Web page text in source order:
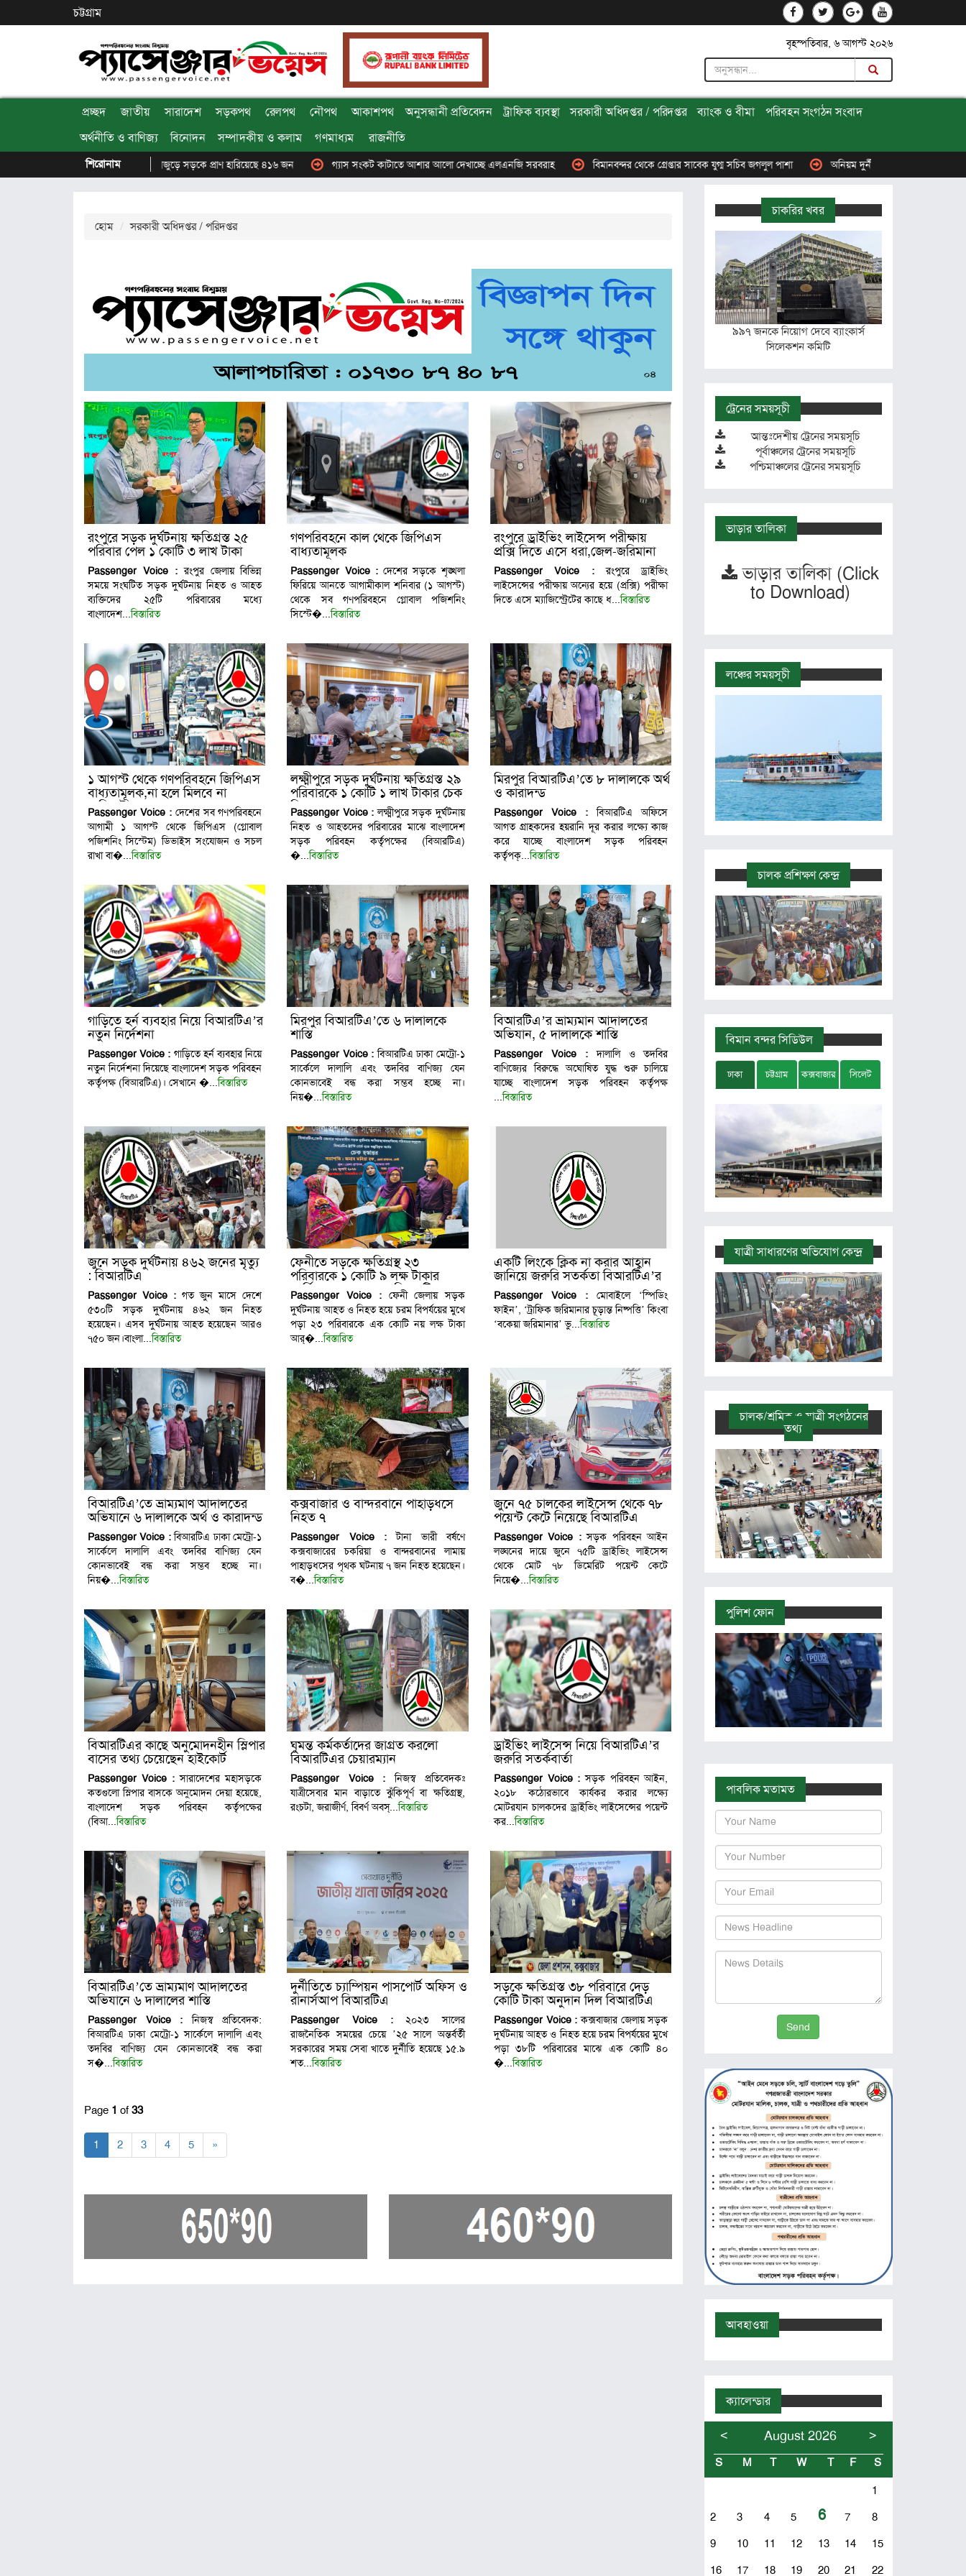
চট্টগ্রাম
বৃহস্পতিবার, ৬ আগস্ট ২০২৬
প্রচ্ছদ জাতীয় সারাদেশ সড়কপথ রেলপথ নৌপথ আকাশপথ অনুসন্ধানী প্রতিবেদন ট্রাফিক ব্যবস্থা সরকারী অধিদপ্তর / পরিদপ্তর ব্যাংক ও বীমা
পরিবহন সংগঠন সংবাদ
অর্থনীতি ও বাণিজ্য
বিনোদন সম্পাদকীয় ও কলাম গণমাধ্যম রাজনীতি
শিরোনাম
জুলাইয়ে দেশজুড়ে সড়কে প্রাণ হারিয়েছে ৪১৬ জন গ্যাস সংকট কাটাতে আশার আলো দেখাচ্ছে এলএনজি সরবরাহ বিমানবন্দর থেকে গ্রেপ্তার সাবেক যুগ্ম সচিব জগলুল পাশা অনিয়ম দুর্নীতি নিয়ে ফের আলোচনায় বিআরটিএ’র
হোম সরকারী অধিদপ্তর / পরিদপ্তর
রংপুরে সড়ক দুর্ঘটনায় ক্ষতিগ্রস্ত ২৫
পরিবার পেল ১ কোটি ৩ লাখ টাকা
Passenger Voice :রংপুর জেলায় বিভিন্ন
সময়ে সংঘটিত সড়ক দুর্ঘটনায় নিহত ও আহত
ব্যক্তিদের ২৫টি পরিবারের মধ্যে
বাংলাদেশ...বিস্তারিত
গণপরিবহনে কাল থেকে জিপিএস
বাধ্যতামূলক
Passenger Voice :দেশের সড়কে শৃঙ্খলা
ফিরিয়ে আনতে আগামীকাল শনিবার (১ আগস্ট)
থেকে সব গণপরিবহনে গ্লোবাল পজিশনিং
সিস্টে�...বিস্তারিত
রংপুরে ড্রাইভিং লাইসেন্স পরীক্ষায়
প্রক্সি দিতে এসে ধরা,জেল-জরিমানা
Passenger Voice :রংপুরে ড্রাইভিং
লাইসেন্সের পরীক্ষায় অন্যের হয়ে (প্রক্সি) পরীক্ষা
দিতে এসে ম্যাজিস্ট্রেটের কাছে ধ...বিস্তারিত
১ আগস্ট থেকে গণপরিবহনে জিপিএস
বাধ্যতামূলক,না হলে মিলবে না
রেজিস্ট্রেশন
Passenger Voice :দেশের সব গণপরিবহনে
আগামী ১ আগস্ট থেকে জিপিএস (গ্লোবাল
পজিশনিং সিস্টেম) ডিভাইস সংযোজন ও সচল
রাখা বা�...বিস্তারিত
লক্ষ্মীপুরে সড়ক দুর্ঘটনায় ক্ষতিগ্রস্ত ২৯
পরিবারকে ১ কোটি ১ লাখ টাকার চেক
বিতরণ
Passenger Voice : লক্ষ্মীপুরে সড়ক দুর্ঘটনায়
নিহত ও আহতদের পরিবারের মাঝে বাংলাদেশ
সড়ক পরিবহন কর্তৃপক্ষের (বিআরটিএ)
�...বিস্তারিত
মিরপুর বিআরটিএ’তে ৮ দালালকে অর্থ
ও কারাদন্ড
Passenger Voice : বিআরটিএ অফিসে
আগত গ্রাহকদের হয়রানি দূর করার লক্ষ্যে কাজ
করে যাচ্ছে বাংলাদেশ সড়ক পরিবহন
কর্তৃপক্...বিস্তারিত
গাড়িতে হর্ন ব্যবহার নিয়ে বিআরটিএ’র
নতুন নির্দেশনা
Passenger Voice : গাড়িতে হর্ন ব্যবহার নিয়ে
নতুন নির্দেশনা দিয়েছে বাংলাদেশ সড়ক পরিবহন
কর্তৃপক্ষ (বিআরটিএ)। সেখানে �...বিস্তারিত
মিরপুর বিআরটিএ’তে ৬ দালালকে
শাস্তি
Passenger Voice : বিআরটিএ ঢাকা মেট্রো-১
সার্কেলে দালালি এবং তদবির বাণিজ্য যেন
কোনভাবেই বন্ধ করা সম্ভব হচ্ছে না।
নিয়�...বিস্তারিত
বিআরটিএ’র ভ্রাম্যমান আদালতের
অভিযান, ৫ দালালকে শাস্তি
Passenger Voice :দালালি ও তদবির
বাণিজ্যের বিরুদ্ধে অঘোষিত যুদ্ধ শুরু চালিয়ে
যাচ্ছে বাংলাদেশ সড়ক পরিবহন কর্তৃপক্ষ
...বিস্তারিত
জুনে সড়ক দুর্ঘটনায় ৪৬২ জনের মৃত্যু
: বিআরটিএ
Passenger Voice : গত জুন মাসে দেশে
৫৩০টি সড়ক দুর্ঘটনায় ৪৬২ জন নিহত
হয়েছেন। এসব দুর্ঘটনায় আহত হয়েছেন আরও
৭৫০ জন।বাংলা...বিস্তারিত
ফেনীতে সড়কে ক্ষতিগ্রস্থ ২৩
পরিবারকে ১ কোটি ৯ লক্ষ টাকার
আর্থিক সহায়তা প্রদান বিআরটিএর
Passenger Voice :ফেনী জেলায় সড়ক
দুর্ঘটনায় আহত ও নিহত হয়ে চরম বিপর্যয়ের মুখে
পড়া ২৩ পরিবারকে এক কোটি নয় লক্ষ টাকা
আর্�...বিস্তারিত
একটি লিংকে ক্লিক না করার আহ্বান
জানিয়ে জরুরি সতর্কতা বিআরটিএ’র
Passenger Voice : মোবাইলে ‘স্পিডিং
ফাইন’, ‘ট্রাফিক জরিমানার চূড়ান্ত নিষ্পত্তি’ কিংবা
‘বকেয়া জরিমানার’ ভু...বিস্তারিত
বিআরটিএ’তে ভ্রাম্যমাণ আদালতের
অভিযানে ৬ দালালকে অর্থ ও কারাদন্ড
Passenger Voice :বিআরটিএ ঢাকা মেট্রো-১
সার্কেলে দালালি এবং তদবির বাণিজ্য যেন
কোনভাবেই বন্ধ করা সম্ভব হচ্ছে না।
নিয়�...বিস্তারিত
কক্সবাজার ও বান্দরবানে পাহাড়ধসে
নিহত ৭
Passenger Voice : টানা ভারী বর্ষণে
কক্সবাজারের চকরিয়া ও বান্দরবানের লামায়
পাহাড়ধসের পৃথক ঘটনায় ৭ জন নিহত হয়েছেন।
ব�...বিস্তারিত
জুনে ৭৫ চালকের লাইসেন্স থেকে ৭৮
পয়েন্ট কেটে নিয়েছে বিআরটিএ
Passenger Voice :সড়ক পরিবহন আইন
লঙ্ঘনের দায়ে জুনে ৭৫টি ড্রাইভিং লাইসেন্স
থেকে মোট ৭৮ ডিমেরিট পয়েন্ট কেটে
নিয়ে�...বিস্তারিত
বিআরটিএর কাছে অনুমোদনহীন স্লিপার
বাসের তথ্য চেয়েছেন হাইকোর্ট
Passenger Voice : সারাদেশের মহাসড়কে
কতগুলো স্লিপার বাসকে অনুমোদন দেয়া হয়েছে,
বাংলাদেশ সড়ক পরিবহন কর্তৃপক্ষের
(বিআ...বিস্তারিত
ঘুমন্ত কর্মকর্তাদের জাগ্রত করলো
বিআরটিএর চেয়ারম্যান
Passenger Voice : নিজস্ব প্রতিবেদকঃ
যাত্রীসেবার মান বাড়াতে ঝুঁকিপূর্ণ বা ক্ষতিগ্রস্থ,
রংচটা, জরাজীর্ণ, বিবর্ণ অবস্...বিস্তারিত
ড্রাইভিং লাইসেন্স নিয়ে বিআরটিএ’র
জরুরি সতর্কবার্তা
Passenger Voice : সড়ক পরিবহন আইন,
২০১৮ কঠোরভাবে কার্যকর করার লক্ষ্যে
মোটরযান চালকদের ড্রাইভিং লাইসেন্সের পয়েন্ট
কর...বিস্তারিত
বিআরটিএ’তে ভ্রাম্যমাণ আদালতের
অভিযানে ৬ দালালের শাস্তি
Passenger Voice : নিজস্ব প্রতিবেদক:
বিআরটিএ ঢাকা মেট্রো-১ সার্কেলে দালালি এবং
তদবির বাণিজ্য যেন কোনভাবেই বন্ধ করা
স�...বিস্তারিত
দুর্নীতিতে চ্যাম্পিয়ন পাসপোর্ট অফিস ও
রানার্সআপ বিআরটিএ
Passenger Voice :২০২৩ সালের
রাজনৈতিক সময়ের চেয়ে ’২৫ সালে অন্তর্বর্তী
সরকারের সময় সেবা খাতে দুর্নীতি হয়েছে ১৫.৯
শত...বিস্তারিত
সড়কে ক্ষতিগ্রস্ত ৩৮ পরিবারে দেড়
কোটি টাকা অনুদান দিল বিআরটিএ
Passenger Voice : কক্সবাজার জেলায় সড়ক
দুর্ঘটনায় আহত ও নিহত হয়ে চরম বিপর্যয়ের মুখে
পড়া ৩৮টি পরিবারের মাঝে এক কোটি ৪০
�...বিস্তারিত
Page 1 of 33
1 2 3 4 5 »
চাকরির খবর
৯৯৭ জনকে নিয়োগ দেবে ব্যাংকার্স
সিলেকশন কমিটি
ট্রেনের সময়সূচী
আন্তঃদেশীয় ট্রেনের সময়সূচি
পূর্বাঞ্চলের ট্রেনের সময়সূচি
পশ্চিমাঞ্চলের ট্রেনের সময়সূচি
ভাড়ার তালিকা
ভাড়ার তালিকা (Click
to Download)
লঞ্চের সময়সূচী
চালক প্রশিক্ষণ কেন্দ্র
বিমান বন্দর সিডিউল
ঢাকা চট্টগ্রাম কক্সবাজার সিলেট
যাত্রী সাধারণের অভিযোগ কেন্দ্র
চালক/শ্রমিক ও যাত্রী সংগঠনের
তথ্য
পুলিশ ফোন
পাবলিক মতামত
Send
আবহাওয়া
ক্যালেন্ডার
< August 2026 >
S M T W T F
S
1
2
3 4 5 6 7
8
9
10 11 12 13 14
15
16
17 18 19 20 21 22